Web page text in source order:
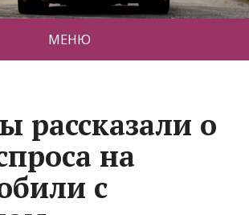
МЕНЮ
рассказали о
на
с